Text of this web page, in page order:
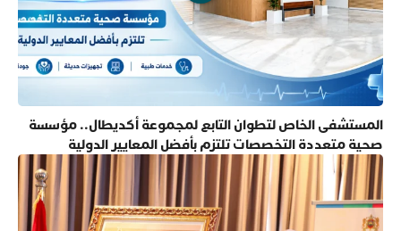
المستشفى الخاص لتطوان التابع لمجموعة أكديطال.. مؤسسة
صحية متعددة التخصصات تلتزم بأفضل المعايير الدولية